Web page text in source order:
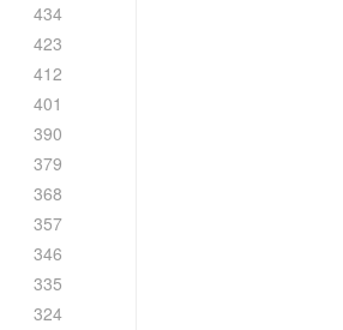
434
423
412
401
390
379
368
357
346
335
324